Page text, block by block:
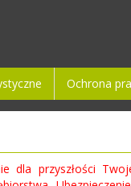
Ochrona
dla przyszłości